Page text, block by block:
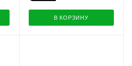
В КОРЗИНУ